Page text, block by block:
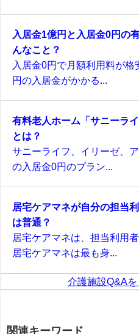
入居金1億円と入居金0円の
んなこと？
入居金0円で月額利用料が
円の入居金がかかる...
有料老人ホーム「サニーラ
とは？
サニーライフ、イリーゼ、
の入居金0円のプラン...
居宅ケアマネが自分の担当
は普通？
居宅ケアマネは、担当利用
居宅ケアマネは最も身...
介護施設Q&Aを
関連キーワード